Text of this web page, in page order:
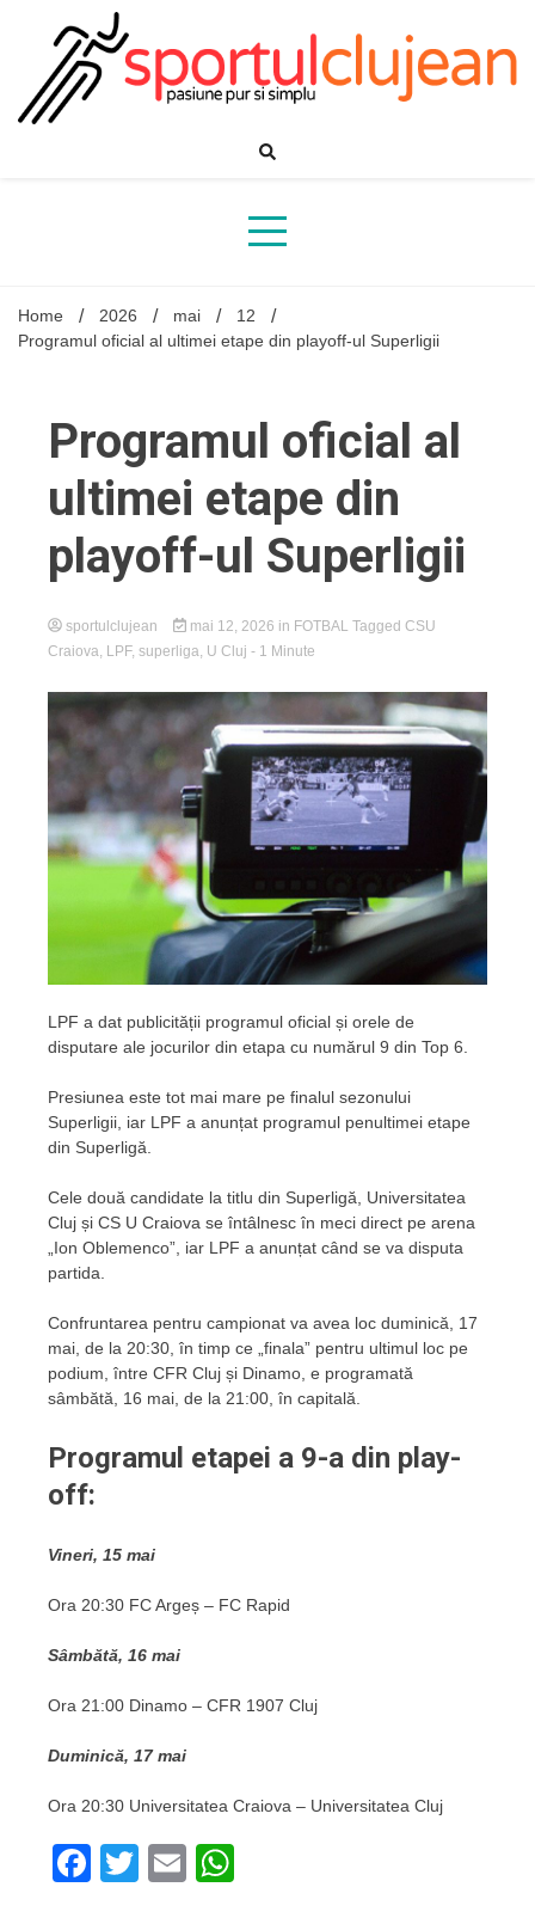
Home 2026 mai
12
Programul oficial al ultimei etape din playoff-ul Superligii
Programul oficial al
ultimei etape din
playoff-ul Superligii
sportulclujean mai 12, 2026 in FOTBAL Tagged CSU
Craiova LPF, superliga U Cluj - 1 Minute
LPF a dat publicității programul oficial și orele de
disputare ale jocurilor din etapa cu numărul 9 din Top 6.
Presiunea este tot mai mare pe finalul sezonului
Superligii, iar LPF a anunțat programul penultimei etape
din Superligă.
Cele două candidate la titlu din Superligă, Universitatea
Cluj și CS U Craiova se întâlnesc în meci direct pe arena
„Ion Oblemenco”, iar LPF a anunțat când se va disputa
partida.
Confruntarea pentru campionat va avea loc duminică, 17
mai, de la 20:30, în timp ce „finala” pentru ultimul loc pe
podium, între CFR Cluj și Dinamo, e programată
sâmbătă, 16 mai, de la 21:00, în capitală.
Programul etapei a 9-a din play-
off:
Vineri, 15 mai
Ora 20:30 FC Argeș – FC Rapid
Sâmbătă, 16 mai
Ora 21:00 Dinamo – CFR 1907 Cluj
Duminică, 17 mai
Ora 20:30 Universitatea Craiova – Universitatea Cluj
Facebook
TwitterEmail